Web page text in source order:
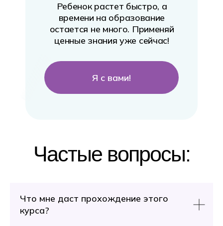
Ольга
Рамина Улла
Ребенок растет быстро, а
времени на образование
остается не много. Применяй
ценные знания уже сейчас!
Я с вами!
Частые вопросы:
Что мне даст прохождение этого
курса?